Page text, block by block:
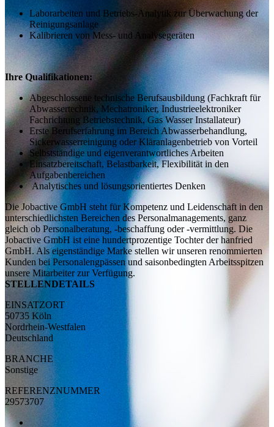
Laborarbeiten und Betriebs-Analytik zur Überwachung der
Reinigungsanlage
Kalibrieren von Mess- und Analysegeräten
Ihre Qualifikationen:
Abgeschlossene technische Berufsausbildung (Fachkraft für
Abwassertechnik, Mechatroniker, Industrieelektroniker
Fachrichtung Betriebstechnik, Gas Wasser Installateur)
Erste Berufserfahrung im Bereich Abwasserbehandlung,
Sickerwasserreinigung oder Kläranlagenbetrieb von Vorteil
Selbstständige und eigenverantwortliches Arbeiten
Einsatzbereitschaft, Belastbarkeit, Flexibilität in den
Aufgabenbereichen
Analytisches und lösungsorientiertes Denken
Die Jobactive GmbH steht für Kompetenz und Leidenschaft in den
unterschiedlichsten Bereichen des Personalmanagements, ganz
gleich ob Personalberatung, -beschaffung oder -vermittlung. Die
Jobactive GmbH ist eine hundertprozentige Tochter der hanfried
GmbH. Als eigenständige Marke stellen wir unseren renommierten
Kunden bei Personalengpässen und saisonbedingten Arbeitsspitzen
unsere Mitarbeiter zur Verfügung.
STELLENDETAILS
EINSATZORT
50735 Köln
Nordrhein-Westfalen
Deutschland
BRANCHE
Sonstige
REFERENZNUMMER
29573707